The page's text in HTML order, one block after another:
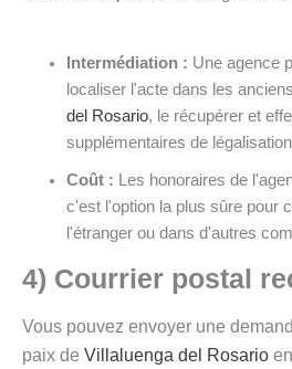
Intermédiation : Une agence
localiser l'acte dans les
del Rosario, le récupérer et
supplémentaires de
Coût : Les honoraires de
c'est l'option la plus sûre pour
l'étranger ou dans d'autres
4) Courrier postal
Vous pouvez envoyer une
paix de Villaluenga del Rosario